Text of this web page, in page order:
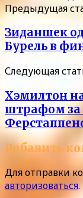
Предыдущая
Зиданшек
Бурель в
Следующая
Хэмилтон
штрафом за
Добавить
Для отправки
авторизоваться.